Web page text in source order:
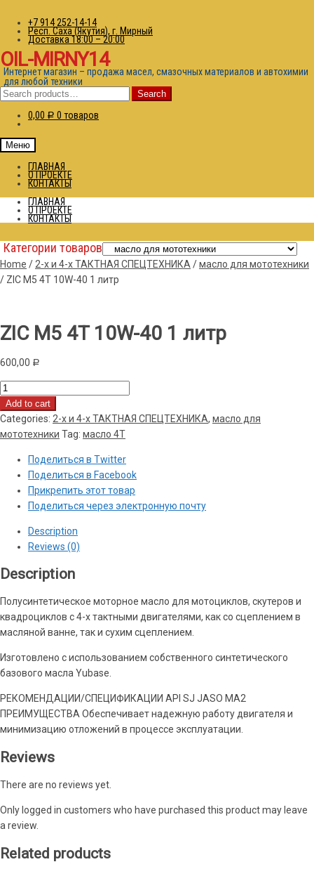
+7 914 252-14-14
Респ. Саха (Якутия), г. Мирный
Доставка 18:00 – 20:00
OIL-MIRNY14
Интернет магазин – продажа масел, смазочных материалов и автохимии
для любой техники
Search
for: Search
0,00 Р 0 товаров
Меню
ГЛАВНАЯ
О ПРОЕКТЕ
КОНТАКТЫ
ГЛАВНАЯ
О ПРОЕКТЕ
КОНТАКТЫ
Категории товаров
Home / 2-х и 4-х ТАКТНАЯ СПЕЦТЕХНИКА /масло для мототехники
/ ZIC M5 4T 10W-40 1 литр
ZIC M5 4T 10W-40 1 литр
600,00 Р
ZIC
M5
4T
10W-
литр
quantity
Add to cart
Categories: 2-х и 4-х ТАКТНАЯ СПЕЦТЕХНИКА, масло для
мототехники Tag: масло 4Т
Поделиться в Twitter
Поделиться в Facebook
Прикрепить этот товар
Поделиться через электронную почту
Description
Reviews (0)
Description
Полусинтетическое моторное масло для мотоциклов, скутеров и
квадроциклов с 4-х тактными двигателями, как со сцеплением в
масляной ванне, так и сухим сцеплением.
Изготовлено с использованием собственного синтетического
базового масла Yubase.
РЕКОМЕНДАЦИИ/СПЕЦИФИКАЦИИ API SJ JASO MA2
ПРЕИМУЩЕСТВА Обеспечивает надежную работу двигателя и
минимизацию отложений в процессе эксплуатации.
Reviews
There are no reviews yet.
Only logged in customers who have purchased this product may leave
a review.
Related products